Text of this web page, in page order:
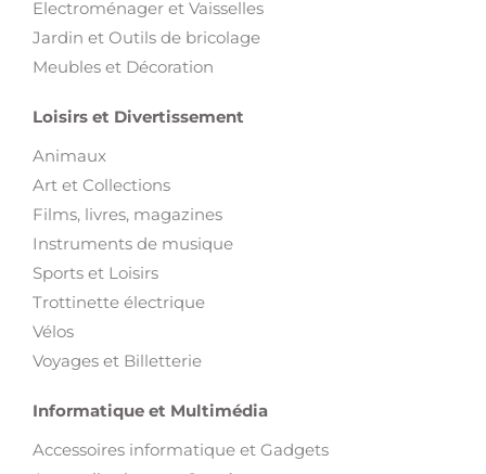
Electroménager et Vaisselles
Jardin et Outils de bricolage
Meubles et Décoration
Loisirs et Divertissement
Animaux
Art et Collections
Films, livres, magazines
Instruments de musique
Sports et Loisirs
Trottinette électrique
Vélos
Voyages et Billetterie
Informatique et Multimédia
Accessoires informatique et Gadgets